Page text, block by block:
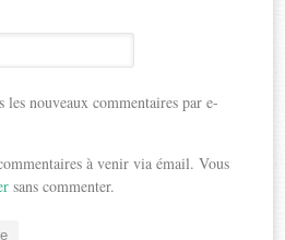
les nouveaux commentaires par e-
à venir via émail. Vous
sans commenter.